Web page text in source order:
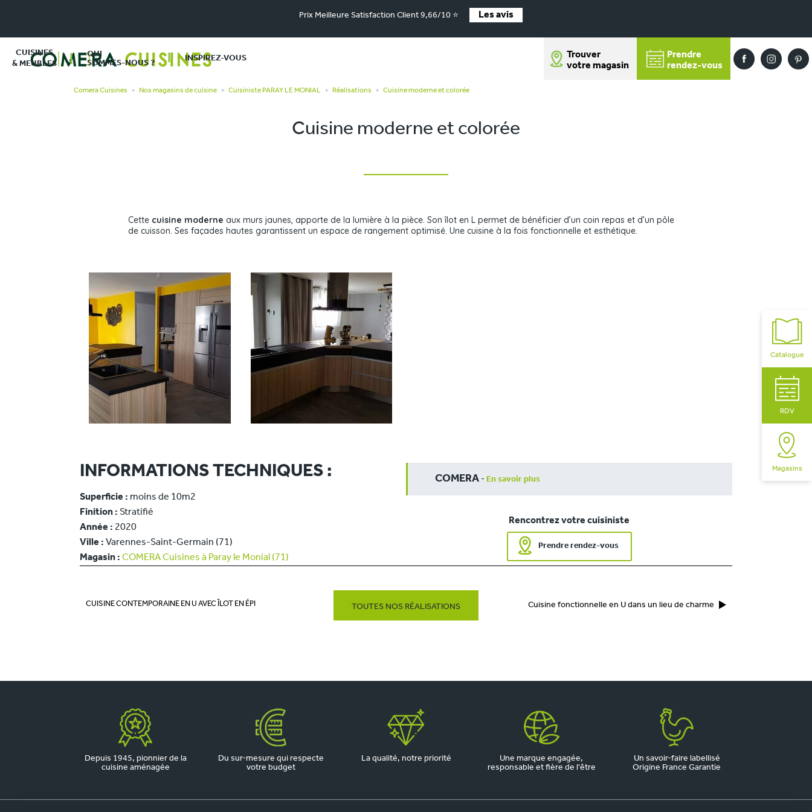
Prix Meilleure Satisfaction Client 9,66/10 ⭐ Les avis
CUISINES
& MEUBLES
QUI
SOMMES-NOUS ?
INSPIREZ-VOUS
Trouver
votre magasin
Prendre
rendez-vous
Catalogue
RDV
Magasins
Comera Cuisines > Nos magasins de cuisine > Cuisiniste PARAY LE MONIAL > Réalisations > Cuisine moderne et colorée
Cuisine moderne et colorée
Cette cuisine moderne aux murs jaunes, apporte de la lumière à la pièce. Son îlot en L permet de bénéficier d’un coin repas et d’un pôle
de cuisson. Ses façades hautes garantissent un espace de rangement optimisé. Une cuisine à la fois fonctionnelle et esthétique.
INFORMATIONS TECHNIQUES :
Superficie : moins de 10m2
Finition : Stratifié
Année : 2020
Ville : Varennes-Saint-Germain (71)
Magasin : COMERA Cuisines à Paray le Monial (71)
COMERA - En savoir plus
Rencontrez votre cuisiniste
Prendre rendez-vous
CUISINE CONTEMPORAINE EN U AVEC ÎLOT EN ÉPI TOUTES NOS RÉALISATIONS Cuisine fonctionnelle en U dans un lieu de charme
Depuis 1945, pionnier de la
cuisine aménagée
Du sur-mesure qui respecte
votre budget
La qualité, notre priorité
Une marque engagée,
responsable et fière de l'être
Un savoir-faire labellisé
Origine France Garantie